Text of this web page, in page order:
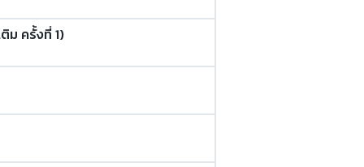
ม ครั้งที่ 1)